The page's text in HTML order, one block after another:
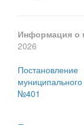
Информация о
2026
№401